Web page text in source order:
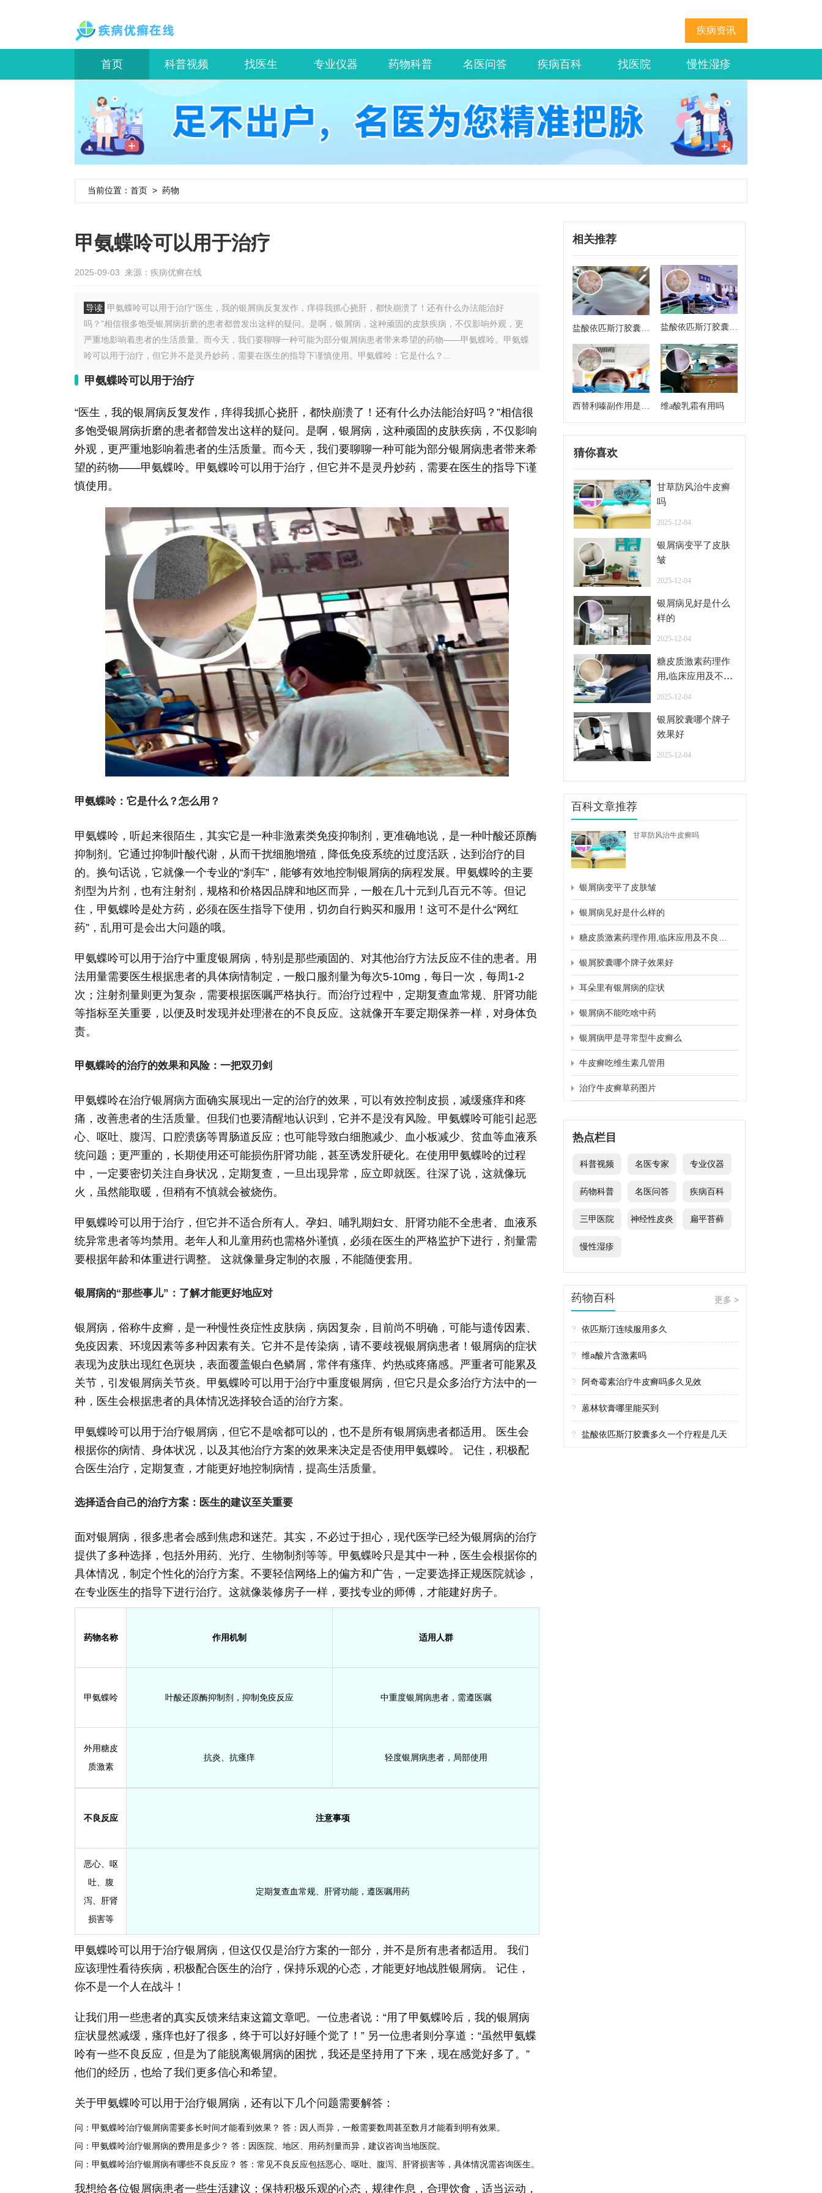
疾病资讯
首页 科普视频 找医生 专业仪器 药物科普 名医问答 疾病百科 找医院 慢性湿疹
当前位置： 首页 > 药物
甲氨蝶呤可以用于治疗
2025-09-03 来源： 疾病优癣在线
导读 甲氨蝶呤可以用于治疗“医生，我的银屑病反复发作，痒得我抓心挠肝，都快崩溃了！还有什么办法能治好
吗？”相信很多饱受银屑病折磨的患者都曾发出这样的疑问。是啊，银屑病，这种顽固的皮肤疾病，不仅影响外观，更
严重地影响着患者的生活质量。而今天，我们要聊聊一种可能为部分银屑病患者带来希望的药物——甲氨蝶呤。甲氨蝶
呤可以用于治疗，但它并不是灵丹妙药，需要在医生的指导下谨慎使用。甲氨蝶呤：它是什么？...
甲氨蝶呤可以用于治疗
“医生，我的银屑病反复发作，痒得我抓心挠肝，都快崩溃了！还有什么办法能治好吗？”相信很
多饱受银屑病折磨的患者都曾发出这样的疑问。是啊，银屑病，这种顽固的皮肤疾病，不仅影响
外观，更严重地影响着患者的生活质量。而今天，我们要聊聊一种可能为部分银屑病患者带来希
望的药物——甲氨蝶呤。甲氨蝶呤可以用于治疗，但它并不是灵丹妙药，需要在医生的指导下谨
慎使用。
甲氨蝶呤：它是什么？怎么用？
甲氨蝶呤，听起来很陌生，其实它是一种非激素类免疫抑制剂，更准确地说，是一种叶酸还原酶
抑制剂。它通过抑制叶酸代谢，从而干扰细胞增殖，降低免疫系统的过度活跃，达到治疗的目
的。换句话说，它就像一个专业的“刹车”，能够有效地控制银屑病的病程发展。甲氨蝶呤的主要
剂型为片剂，也有注射剂，规格和价格因品牌和地区而异，一般在几十元到几百元不等。但记
住，甲氨蝶呤是处方药，必须在医生指导下使用，切勿自行购买和服用！这可不是什么“网红
药”，乱用可是会出大问题的哦。
甲氨蝶呤可以用于治疗中重度银屑病，特别是那些顽固的、对其他治疗方法反应不佳的患者。用
法用量需要医生根据患者的具体病情制定，一般口服剂量为每次5-10mg，每日一次，每周1-2
次；注射剂量则更为复杂，需要根据医嘱严格执行。而治疗过程中，定期复查血常规、肝肾功能
等指标至关重要，以便及时发现并处理潜在的不良反应。这就像开车要定期保养一样，对身体负
责。
甲氨蝶呤的治疗的效果和风险：一把双刃剑
甲氨蝶呤在治疗银屑病方面确实展现出一定的治疗的效果，可以有效控制皮损，减缓瘙痒和疼
痛，改善患者的生活质量。但我们也要清醒地认识到，它并不是没有风险。甲氨蝶呤可能引起恶
心、呕吐、腹泻、口腔溃疡等胃肠道反应；也可能导致白细胞减少、血小板减少、贫血等血液系
统问题；更严重的，长期使用还可能损伤肝肾功能，甚至诱发肝硬化。在使用甲氨蝶呤的过程
中，一定要密切关注自身状况，定期复查，一旦出现异常，应立即就医。往深了说，这就像玩
火，虽然能取暖，但稍有不慎就会被烧伤。
甲氨蝶呤可以用于治疗，但它并不适合所有人。孕妇、哺乳期妇女、肝肾功能不全患者、血液系
统异常患者等均禁用。老年人和儿童用药也需格外谨慎，必须在医生的严格监护下进行，剂量需
要根据年龄和体重进行调整。 这就像量身定制的衣服，不能随便套用。
银屑病的“那些事儿”：了解才能更好地应对
银屑病，俗称牛皮癣，是一种慢性炎症性皮肤病，病因复杂，目前尚不明确，可能与遗传因素、
免疫因素、环境因素等多种因素有关。它并不是传染病，请不要歧视银屑病患者！银屑病的症状
表现为皮肤出现红色斑块，表面覆盖银白色鳞屑，常伴有瘙痒、灼热或疼痛感。严重者可能累及
关节，引发银屑病关节炎。甲氨蝶呤可以用于治疗中重度银屑病，但它只是众多治疗方法中的一
种，医生会根据患者的具体情况选择较合适的治疗方案。
甲氨蝶呤可以用于治疗银屑病，但它不是啥都可以的，也不是所有银屑病患者都适用。 医生会
根据你的病情、身体状况，以及其他治疗方案的效果来决定是否使用甲氨蝶呤。 记住，积极配
合医生治疗，定期复查，才能更好地控制病情，提高生活质量。
选择适合自己的治疗方案：医生的建议至关重要
面对银屑病，很多患者会感到焦虑和迷茫。其实，不必过于担心，现代医学已经为银屑病的治疗
提供了多种选择，包括外用药、光疗、生物制剂等等。甲氨蝶呤只是其中一种，医生会根据你的
具体情况，制定个性化的治疗方案。不要轻信网络上的偏方和广告，一定要选择正规医院就诊，
在专业医生的指导下进行治疗。这就像装修房子一样，要找专业的师傅，才能建好房子。
药物名称 作用机制 适用人群
甲氨蝶呤 叶酸还原酶抑制剂，抑制免疫反应 中重度银屑病患者，需遵医嘱
外用糖皮
质激素
抗炎、抗瘙痒 轻度银屑病患者，局部使用
不良反应 注意事项
恶心、呕
吐、腹
泻、肝肾
损害等
定期复查血常规、肝肾功能，遵医嘱用药
甲氨蝶呤可以用于治疗银屑病，但这仅仅是治疗方案的一部分，并不是所有患者都适用。 我们
应该理性看待疾病，积极配合医生的治疗，保持乐观的心态，才能更好地战胜银屑病。 记住，
你不是一个人在战斗！
让我们用一些患者的真实反馈来结束这篇文章吧。一位患者说：“用了甲氨蝶呤后，我的银屑病
症状显然减缓，瘙痒也好了很多，终于可以好好睡个觉了！” 另一位患者则分享道：“虽然甲氨蝶
呤有一些不良反应，但是为了能脱离银屑病的困扰，我还是坚持用了下来，现在感觉好多了。”
他们的经历，也给了我们更多信心和希望。
关于甲氨蝶呤可以用于治疗银屑病，还有以下几个问题需要解答：
问：甲氨蝶呤治疗银屑病需要多长时间才能看到效果？ 答：因人而异，一般需要数周甚至数月才能看到明有效果。
问：甲氨蝶呤治疗银屑病的费用是多少？ 答：因医院、地区、用药剂量而异，建议咨询当地医院。
问：甲氨蝶呤治疗银屑病有哪些不良反应？ 答：常见不良反应包括恶心、呕吐、腹泻、肝肾损害等，具体情况需咨询医生。
我想给各位银屑病患者一些生活建议：保持积极乐观的心态，规律作息，合理饮食，适当运动，
相关推荐
盐酸依匹斯汀胶囊多
久一个疗程是几天
盐酸依匹斯汀胶囊来
西替利嗪副作用是什
么
维a酸乳霜有用吗
猜你喜欢
甘草防风治牛皮癣
吗
2025-12-04
银屑病变平了皮肤
皱
2025-12-04
银屑病见好是什么
样的
2025-12-04
糖皮质激素药理作
用,临床应用及不良
2025-12-04
银屑胶囊哪个牌子
效果好
2025-12-04
百科文章推荐
甘草防风治牛皮癣吗
银屑病变平了皮肤皱
银屑病见好是什么样的
银屑胶囊哪个牌子效果好
耳朵里有银屑病的症状
银屑病不能吃啥中药
银屑病甲是寻常型牛皮癣么
牛皮癣吃维生素几管用
治疗牛皮癣草药图片
热点栏目
科普视频 名医专家 专业仪器
药物科普 名医问答 疾病百科
三甲医院 神经性皮炎 扁平苔藓
慢性湿疹
药物百科 更多 >
? 依匹斯汀连续服用多久
? 维a酸片含激素吗
? 阿奇霉素治疗牛皮癣吗多久见效
? 蒽林软膏哪里能买到
? 盐酸依匹斯汀胶囊多久一个疗程是几天